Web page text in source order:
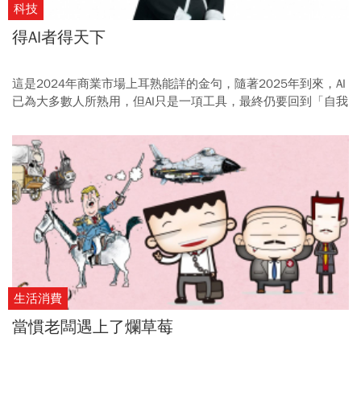
科技
得AI者得天下
這是2024年商業市場上耳熟能詳的金句，隨著2025年到來，AI
已為大多數人所熟用，但AI只是一項工具，最終仍要回到「自我
生活消費
當慣老闆遇上了爛草莓